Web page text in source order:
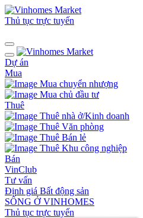
Thủ tục trực tuyến
Dự án
Mua
Mua chuyển nhượng
Mua chủ đầu tư
Thuê
Thuê nhà ở/Kinh doanh
Thuê Văn phòng
Thuê Bán lẻ
Thuê Khu công nghiệp
Bán
VinClub
Tư vấn
Định giá Bất động sản
SỐNG Ở VINHOMES
Thủ tục trực tuyến